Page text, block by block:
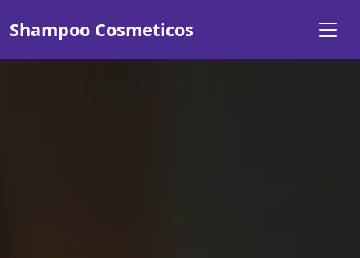
Shampoo Cosmeticos